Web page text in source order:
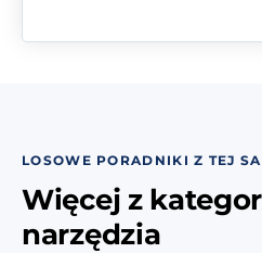
LOSOWE PORADNIKI Z TEJ
Więcej z
narzędzia